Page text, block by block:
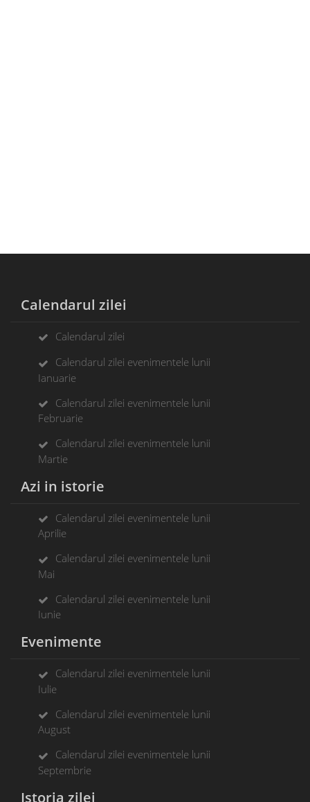
Calendarul zilei
Calendarul zilei
Calendarul zilei evenimentele lunii
Ianuarie
Calendarul zilei evenimentele lunii
Februarie
Calendarul zilei evenimentele lunii
Martie
Azi in istorie
Calendarul zilei evenimentele lunii
Aprilie
Calendarul zilei evenimentele lunii
Mai
Calendarul zilei evenimentele lunii
Iunie
Evenimente
Calendarul zilei evenimentele lunii
Iulie
Calendarul zilei evenimentele lunii
August
Calendarul zilei evenimentele lunii
Septembrie
Istoria zilei